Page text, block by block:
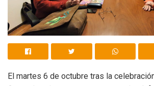
El martes 6 de octubre tras la